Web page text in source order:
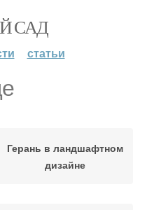
САД
статьи
Герань в ландшафтном
дизайне